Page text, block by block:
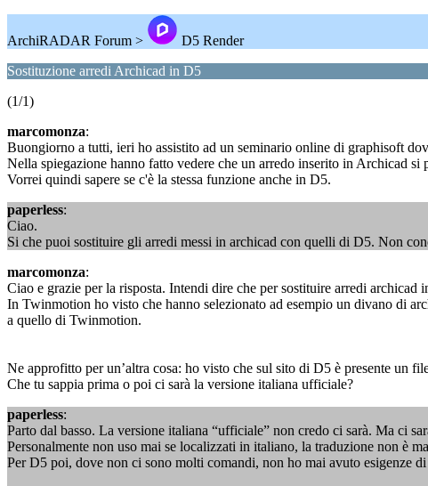
ArchiRADAR Forum >
D5 Render
Sostituzione arredi Archicad in D5
(1/1)
marcomonza:
Buongiorno a tutti, ieri ho assistito ad un seminario online di graphisoft
Nella spiegazione hanno fatto vedere che un arredo inserito in Archicad
Vorrei quindi sapere se c'è la stessa funzione anche in D5.
paperless:
Ciao.
Si che puoi sostituire gli arredi messi in archicad con quelli di D5. Non
marcomonza:
Ciao e grazie per la risposta. Intendi dire che per sostituire arredi
In Twinmotion ho visto che hanno selezionato ad esempio un divano di
a quello di Twinmotion.
Ne approfitto per un’altra cosa: ho visto che sul sito di D5 è presente un
Che tu sappia prima o poi ci sarà la versione italiana ufficiale?
paperless:
Parto dal basso. La versione italiana “ufficiale” non credo ci sarà. Ma ci
Personalmente non uso mai se localizzati in italiano, la traduzione non è
Per D5 poi, dove non ci sono molti comandi, non ho mai avuto esigenze